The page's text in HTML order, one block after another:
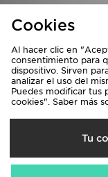
del grupo JD -
Cookies
Al hacer clic en
consentimiento para
dispositivo. Sirven
analizar el uso del
Puedes modificar tus
cookies". Saber más
Tu